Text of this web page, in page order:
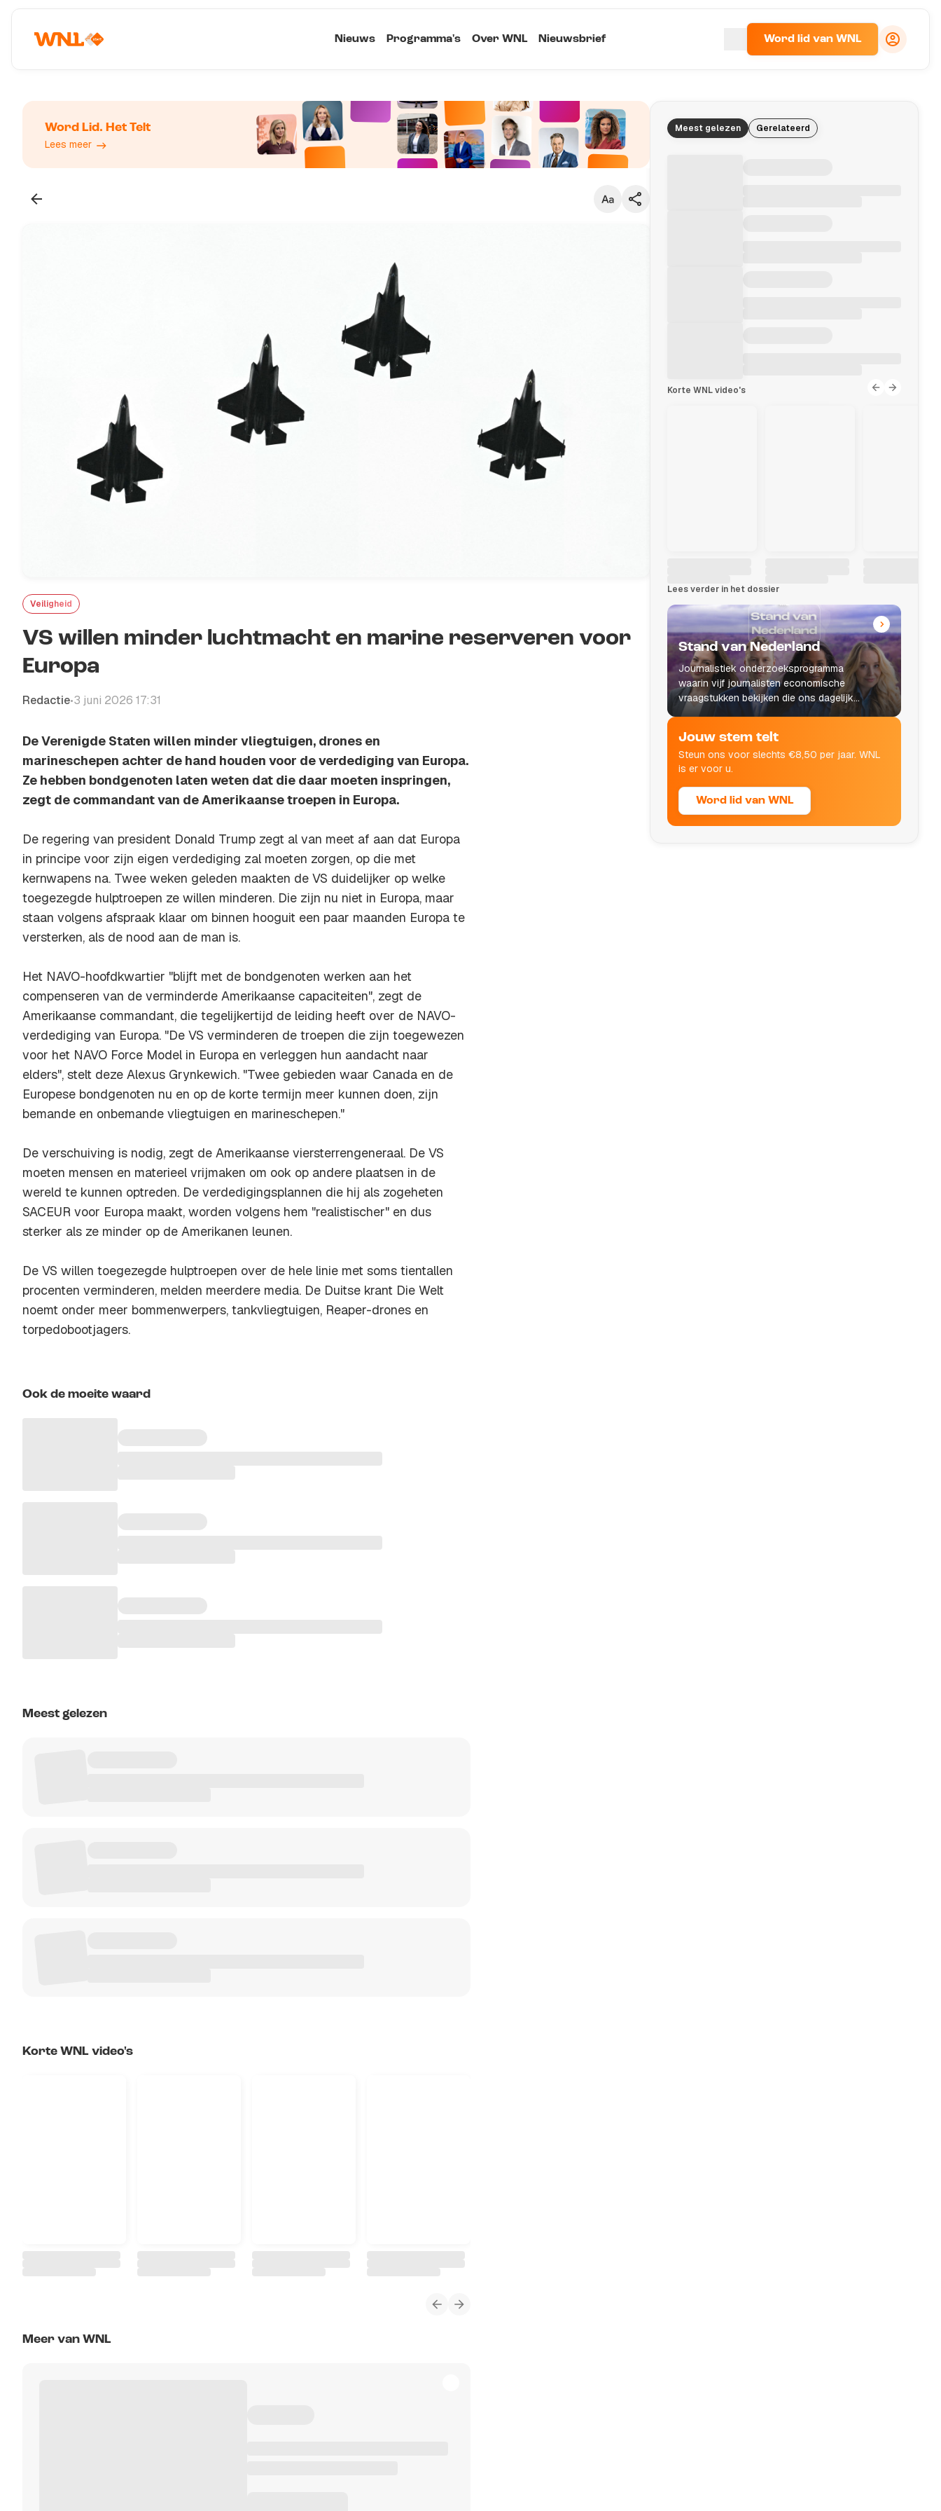
Nieuws Programma's Over WNL Nieuwsbrief Word lid van WNL
Word Lid. Het Telt
Lees meer
Veiligheid
VS willen minder luchtmacht en marine reserveren voor
Europa
Redactie•3 juni 2026 17:31
De Verenigde Staten willen minder vliegtuigen, drones en
marineschepen achter de hand houden voor de verdediging van Europa.
Ze hebben bondgenoten laten weten dat die daar moeten inspringen,
zegt de commandant van de Amerikaanse troepen in Europa.
De regering van president Donald Trump zegt al van meet af aan dat Europa
in principe voor zijn eigen verdediging zal moeten zorgen, op die met
kernwapens na. Twee weken geleden maakten de VS duidelijker op welke
toegezegde hulptroepen ze willen minderen. Die zijn nu niet in Europa, maar
staan volgens afspraak klaar om binnen hooguit een paar maanden Europa te
versterken, als de nood aan de man is.
Het NAVO-hoofdkwartier "blijft met de bondgenoten werken aan het
compenseren van de verminderde Amerikaanse capaciteiten", zegt de
Amerikaanse commandant, die tegelijkertijd de leiding heeft over de NAVO-
verdediging van Europa. "De VS verminderen de troepen die zijn toegewezen
voor het NAVO Force Model in Europa en verleggen hun aandacht naar
elders", stelt deze Alexus Grynkewich. "Twee gebieden waar Canada en de
Europese bondgenoten nu en op de korte termijn meer kunnen doen, zijn
bemande en onbemande vliegtuigen en marineschepen."
De verschuiving is nodig, zegt de Amerikaanse viersterrengeneraal. De VS
moeten mensen en materieel vrijmaken om ook op andere plaatsen in de
wereld te kunnen optreden. De verdedigingsplannen die hij als zogeheten
SACEUR voor Europa maakt, worden volgens hem "realistischer" en dus
sterker als ze minder op de Amerikanen leunen.
De VS willen toegezegde hulptroepen over de hele linie met soms tientallen
procenten verminderen, melden meerdere media. De Duitse krant Die Welt
noemt onder meer bommenwerpers, tankvliegtuigen, Reaper-drones en
torpedobootjagers.
Ook de moeite waard
Meest gelezen
Korte WNL video's
Meer van WNL
Meest gelezen Gerelateerd
Korte WNL video's
Lees verder in het dossier
Stand van Nederland
Journalistiek onderzoeksprogramma
waarin vijf journalisten economische
vraagstukken bekijken die ons dagelijks
leven raken.
Jouw stem telt
Steun ons voor slechts €8,50 per jaar. WNL
is er voor u.
Word lid van WNL